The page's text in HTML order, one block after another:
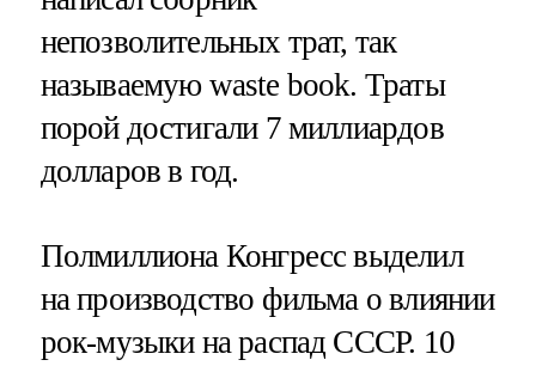
непозволительных трат, так
называемую waste book. Траты
порой достигали 7 миллиардов
долларов в год.
Полмиллиона Конгресс выделил
на производство фильма о влиянии
рок-музыки на распад СССР. 10